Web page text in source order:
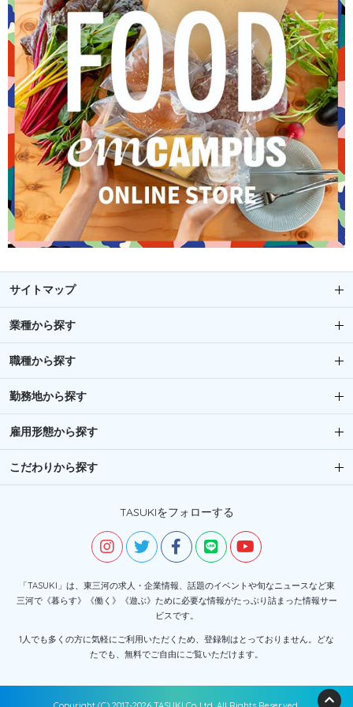
サイトマップ
業種から探す
職種から探す
勤務地から探す
雇用形態から探す
こだわりから探す
TASUKIをフォローする
「TASUKI」は、東三河の求人・企業情報、話題のイベントや旬なニュースなど東
三河で《暮らす》《働く》《遊ぶ》ために必要な情報がたっぷり詰まった情報サー
ビスです。
1人でも多くの方に気軽にご利用いただくため、登録制はとっておりません。どな
たでも、無料でご自由にご覧いただけます。